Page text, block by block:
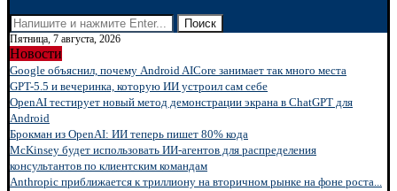
Поиск
Пятница, 7 августа, 2026
Новости
Google объяснил, почему Android AICore занимает так много места
GPT-5.5 и вечеринка, которую ИИ устроил сам себе
OpenAI тестирует новый метод демонстрации экрана в ChatGPT для
Android
Брокман из OpenAI: ИИ теперь пишет 80% кода
McKinsey будет использовать ИИ-агентов для распределения
консультантов по клиентским командам
Anthropic приближается к триллиону на вторичном рынке на фоне роста...